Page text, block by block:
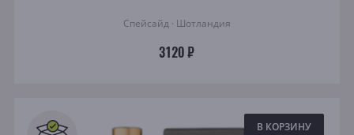
Спейсайд · Шотландия
3120 ₽
В КОРЗИНУ